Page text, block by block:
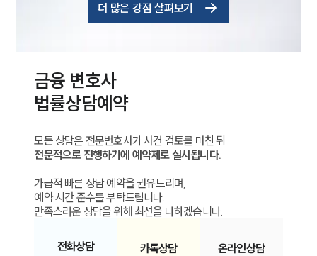
더 많은 강점 살펴보기
금융 변호사
법률상담예약
모든 상담은 전문변호사가 사건 검토를 마친 뒤
전문적으로 진행하기에 예약제로 실시됩니다.
가급적 빠른 상담 예약을 권유드리며,
예약 시간 준수를 부탁드립니다.
만족스러운 상담을 위해 최선을 다하겠습니다.
전화상담 카톡상담 온라인상담